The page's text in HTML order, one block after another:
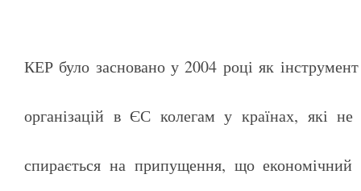
КЕР було засновано у 2004 році як
організацій в ЄС колегам у країнах, які
спирається на припущення, що